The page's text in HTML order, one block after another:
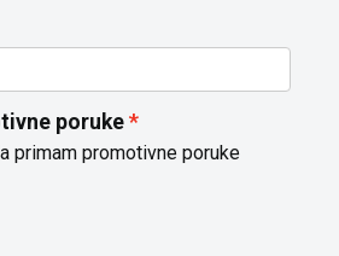
poruke
primam promotivne poruke